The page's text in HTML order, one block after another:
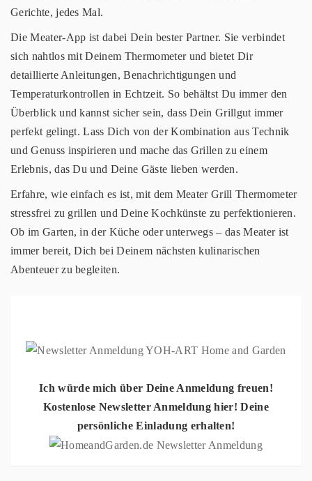
Gerichte, jedes Mal.
Die Meater-App ist dabei Dein bester Partner. Sie verbindet
sich nahtlos mit Deinem Thermometer und bietet Dir
detaillierte Anleitungen, Benachrichtigungen und
Temperaturkontrollen in Echtzeit. So behältst Du immer den
Überblick und kannst sicher sein, dass Dein Grillgut immer
perfekt gelingt. Lass Dich von der Kombination aus Technik
und Genuss inspirieren und mache das Grillen zu einem
Erlebnis, das Du und Deine Gäste lieben werden.
Erfahre, wie einfach es ist, mit dem Meater Grill Thermometer
stressfrei zu grillen und Deine Kochkünste zu perfektionieren.
Ob im Garten, in der Küche oder unterwegs – das Meater ist
immer bereit, Dich bei Deinem nächsten kulinarischen
Abenteuer zu begleiten.
Ich würde mich über Deine Anmeldung freuen!
Kostenlose Newsletter Anmeldung hier! Deine
persönliche Einladung erhalten!